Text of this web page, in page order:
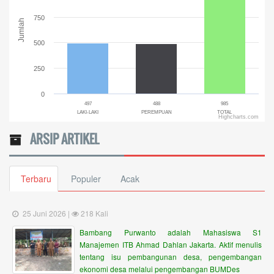
Jumlah
497
LAKI-LAKI
488
PEREMPUAN
985
TOTAL
0
250
500
750
Highcharts.com
ARSIP ARTIKEL
Terbaru Populer Acak
25 Juni 2026 |
218 Kali
Bambang Purwanto adalah Mahasiswa S1
Manajemen ITB Ahmad Dahlan Jakarta. Aktif menulis
tentang isu pembangunan desa, pengembangan
ekonomi desa melalui pengembangan BUMDes